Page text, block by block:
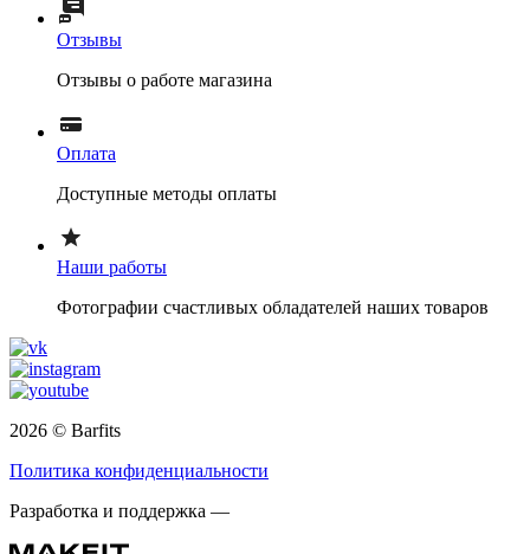
Отзывы
Отзывы о работе магазина
Оплата
Доступные методы оплаты
Наши работы
Фотографии счастливых обладателей наших товаров
2026 © Barfits
Политика конфиденциальности
Разработка и поддержка —